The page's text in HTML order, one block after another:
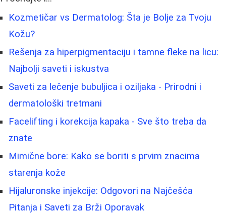
Kozmetičar vs Dermatolog: Šta je Bolje za Tvoju
Kožu?
Rešenja za hiperpigmentaciju i tamne fleke na licu:
Najbolji saveti i iskustva
Saveti za lečenje bubuljica i oziljaka - Prirodni i
dermatološki tretmani
Facelifting i korekcija kapaka - Sve što treba da
znate
Mimične bore: Kako se boriti s prvim znacima
starenja kože
Hijaluronske injekcije: Odgovori na Najčešća
Pitanja i Saveti za Brži Oporavak